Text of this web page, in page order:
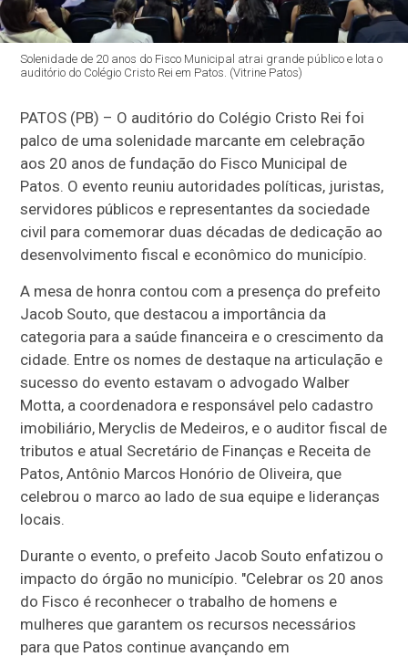
Solenidade de 20 anos do Fisco Municipal atrai grande público e lota o
auditório do Colégio Cristo Rei em Patos. (Vitrine Patos)
PATOS (PB) – O auditório do Colégio Cristo Rei foi
palco de uma solenidade marcante em celebração
aos 20 anos de fundação do Fisco Municipal de
Patos. O evento reuniu autoridades políticas, juristas,
servidores públicos e representantes da sociedade
civil para comemorar duas décadas de dedicação ao
desenvolvimento fiscal e econômico do município.
A mesa de honra contou com a presença do prefeito
Jacob Souto, que destacou a importância da
categoria para a saúde financeira e o crescimento da
cidade. Entre os nomes de destaque na articulação e
sucesso do evento estavam o advogado Walber
Motta, a coordenadora e responsável pelo cadastro
imobiliário, Meryclis de Medeiros, e o auditor fiscal de
tributos e atual Secretário de Finanças e Receita de
Patos, Antônio Marcos Honório de Oliveira, que
celebrou o marco ao lado de sua equipe e lideranças
locais.
Durante o evento, o prefeito Jacob Souto enfatizou o
impacto do órgão no município. "Celebrar os 20 anos
do Fisco é reconhecer o trabalho de homens e
mulheres que garantem os recursos necessários
para que Patos continue avançando em